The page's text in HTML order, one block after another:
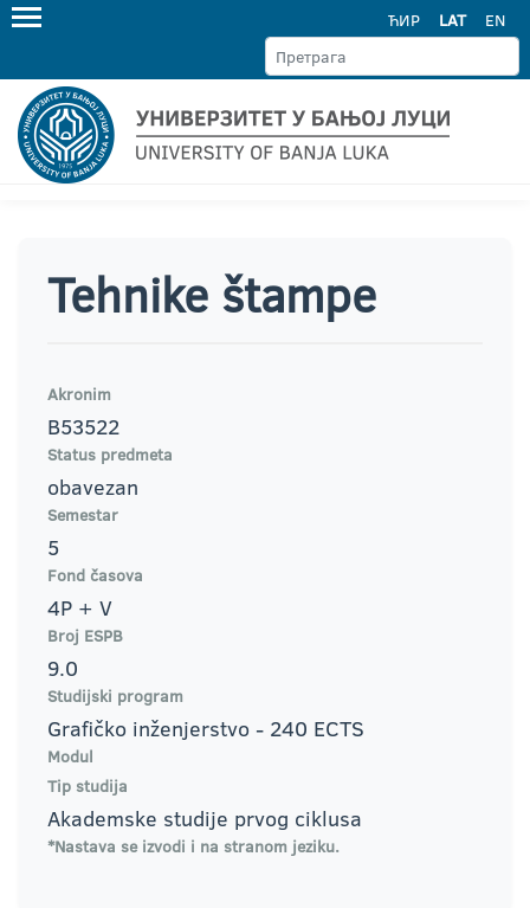
ЋИР LAT EN
Tehnike štampe
Akronim
B53522
Status predmeta
obavezan
Semestar
5
Fond časova
4P + V
Broj ESPB
9.0
Studijski program
Grafičko inženjerstvo - 240 ECTS
Modul
Tip studija
Akademske studije prvog ciklusa
*Nastava se izvodi i na stranom jeziku.